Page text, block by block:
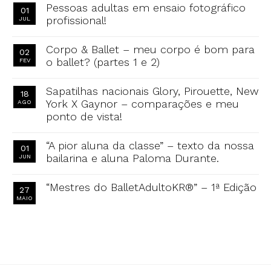
01
JUL
Pessoas adultas em ensaio fotográfico
profissional!
02
FEV
Corpo & Ballet – meu corpo é bom para
o ballet? (partes 1 e 2)
18
AGO
Sapatilhas nacionais Glory, Pirouette, New
York X Gaynor – comparações e meu
ponto de vista!
01
JUN
“A pior aluna da classe” – texto da nossa
bailarina e aluna Paloma Durante.
27
MAIO
“Mestres do BalletAdultoKR®” – 1ª Edição